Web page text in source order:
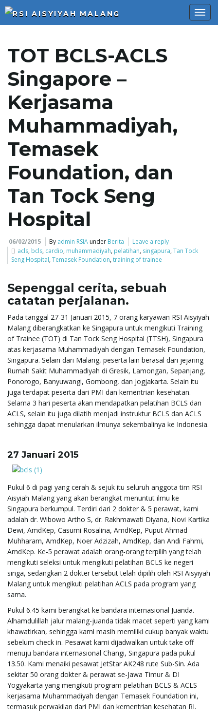
a
v
i
a
TOT BCLS-ACLS
Singapore –
Kerjasama
Muhammadiyah,
Temasek
Foundation, dan
Tan Tock Seng
Hospital
06/02/2015 By admin RSIA under Berita
Leave a reply
acls, bcls, cardio, muhammadiyah, pelatihan, singapura,Tan Tock
Seng Hospital,Temasek Foundation,training of trainee
Sepenggal cerita, sebuah
catatan perjalanan.
Pada tanggal 27-31 Januari 2015, 7 orang karyawan RSI Aisyiyah
Malang diberangkatkan ke Singapura untuk mengikuti Training
of Trainee (TOT) di Tan Tock Seng Hospital (TTSH), Singapura
atas kerjasama Muhammadiyah dengan Temasek Foundation,
Singapura. Selain dari Malang, peserta lain berasal dari jejaring
Rumah Sakit Muhammadiyah di Gresik, Lamongan, Sepanjang,
Ponorogo, Banyuwangi, Gombong, dan Jogjakarta. Selain itu
juga terdapat peserta dari PMI dan kementrian kesehatan.
Selama 3 hari peserta akan mendapatkan pelatihan BCLS dan
ACLS, selain itu juga dilatih menjadi instruktur BCLS dan ACLS
sehingga dapat menularkan ilmunya sekembalinya ke Indonesia.
27 Januari 2015
Pukul 6 di pagi yang cerah & sejuk itu seluruh anggota tim RSI
Aisyiah Malang yang akan berangkat menuntut ilmu ke
Singapura berkumpul. Terdiri dari 2 dokter & 5 perawat, kami
adalah dr. Wibowo Artho S, dr. Rakhmawati Diyana, Novi Kartika
Dewi, AmdKep, Casumi Rosalina, AmdKep, Puput Ahmad
Muhharam, AmdKep, Noer Adzizah, AmdKep, dan Andi Fahmi,
AmdKep. Ke-5 perawat adalah orang-orang terpilih yang telah
mengikuti seleksi untuk mengikuti pelatihan BCLS ke negeri
singa, sedangkan 2 dokter tersebut telah dipilih oleh RSI Aisyiyah
Malang untuk mengikuti pelatihan ACLS pada program yang
sama.
Pukul 6.45 kami berangkat ke bandara internasional Juanda.
Alhamdulillah jalur malang-juanda tidak macet seperti yang kami
khawatirkan, sehingga kami masih memiliki cukup banyak waktu
sebelum check in. Pesawat kami dijadwalkan untuk take off
menuju bandara internasional Changi, Singapura pada pukul
13.50. Kami menaiki pesawat JetStar AK248 rute Sub-Sin. Ada
sekitar 50 orang dokter & perawat se-Jawa Timur & DI
Yogyakarta yang mengikuti program pelatihan BCLS & ACLS
kerjasama Muhammadiyah dengan Temasek Foundation ini,
termasuk perwakilan dari PMI dan kementrian kesehatan RI.